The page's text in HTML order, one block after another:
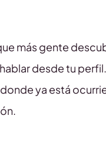
más gente
desde tu
ya está